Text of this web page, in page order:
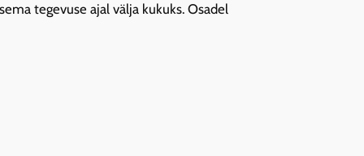
tegevuse ajal välja kukuks. Osadel